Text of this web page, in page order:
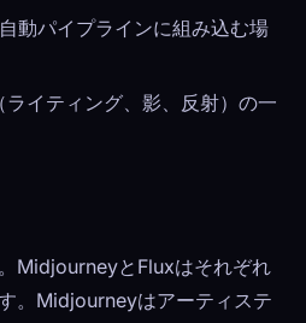
動パイプラインに組み込む場
イティング、影、反射）の一
MidjourneyとFluxはそれぞれ
。Midjourneyはアーティステ